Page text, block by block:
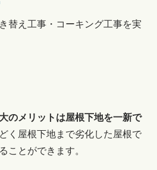
替え工事・コーキング工事を実
のメリットは屋根下地を一新で
く屋根下地まで劣化した屋根で
ことができます。